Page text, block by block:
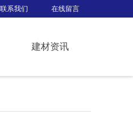
联系我们 在线留言
建材资讯